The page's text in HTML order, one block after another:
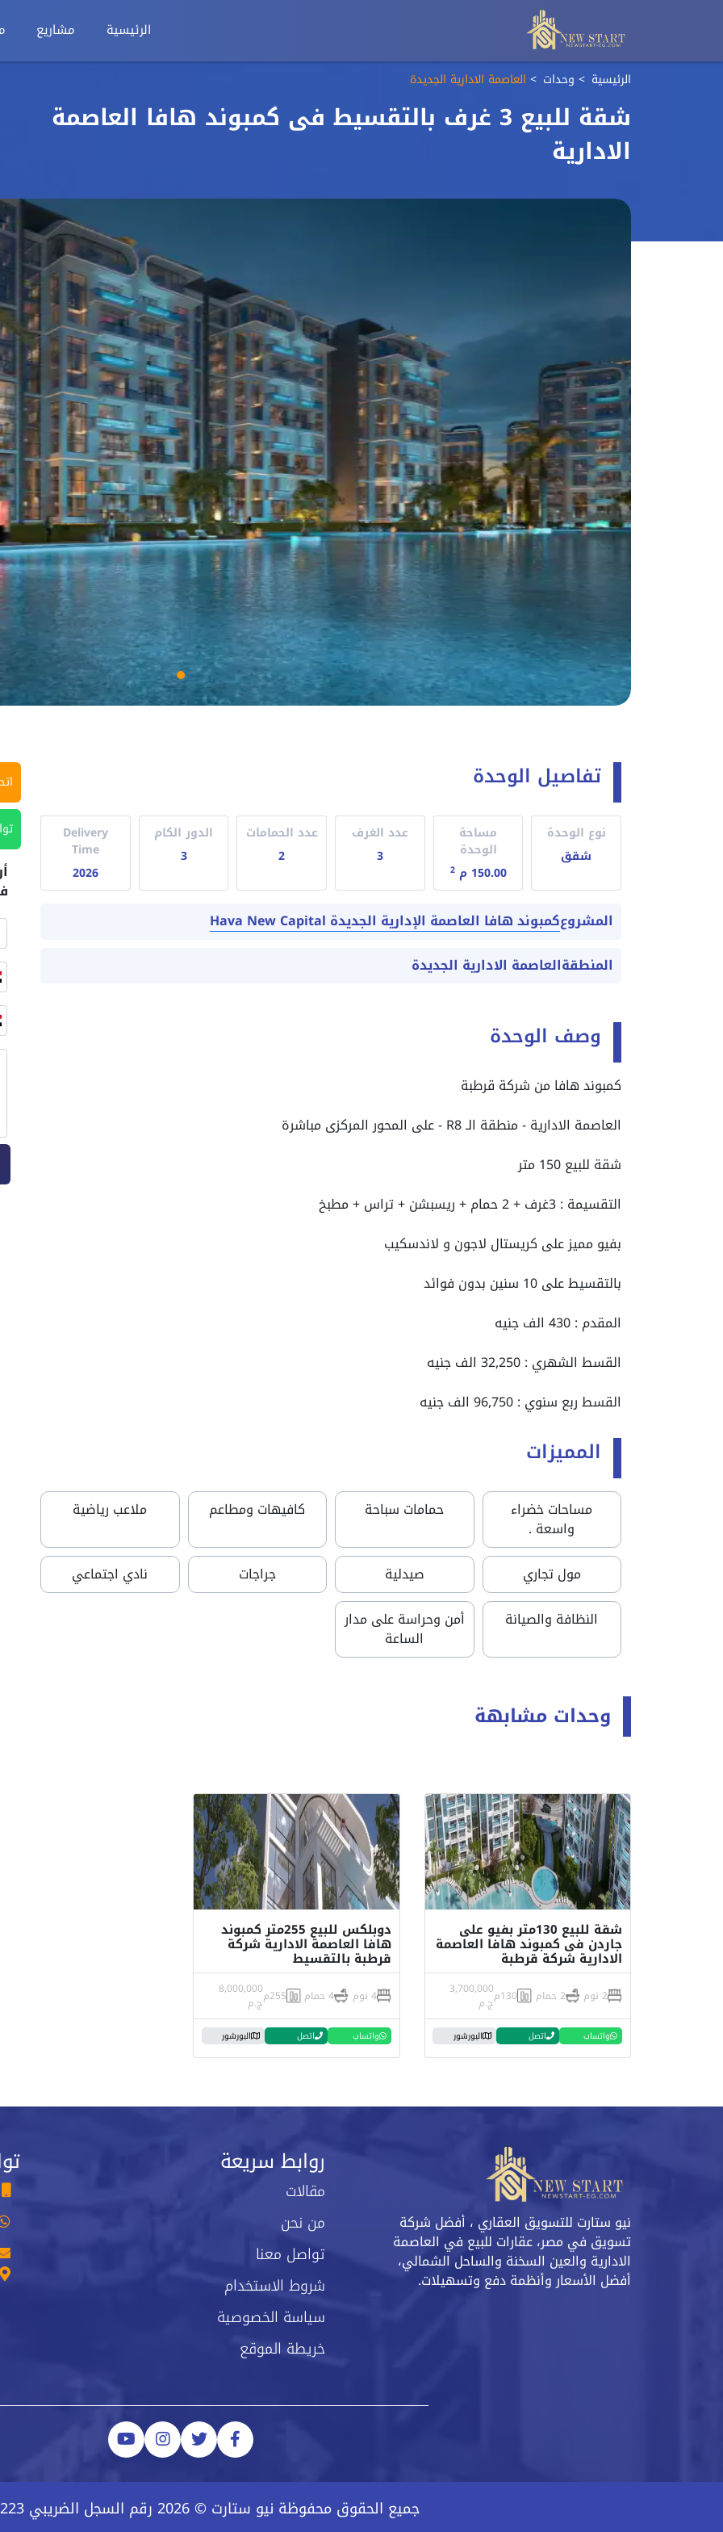
الرئيسية مشاريع
الرئيسية وحدات العاصمة الادارية الجديدة
شقة للبيع 3 غرف بالتقسيط فى كمبوند هافا العاصمة
الادارية
تفاصيل الوحدة
نوع الوحدة
شقق
مساحة
الوحدة
150.00 م
2
عدد الغرف
3
عدد الحمامات
2
الدور الكام
3
Delivery
Time
2026
المشروعكمبوند هافا العاصمة الإدارية الجديدة Hava New Capital
المنطقةالعاصمة الادارية الجديدة
وصف الوحدة
كمبوند هافا من شركة قرطبة
العاصمة الادارية - منطقة الـ R8 - على المحور المركزى مباشرة
شقة للبيع 150 متر
التقسيمة : 3غرف + 2 حمام + ريسبشن + تراس + مطبخ
بفيو مميز على كريستال لاجون و لاندسكيب
بالتقسيط على 10 سنين بدون فوائد
المقدم : 430 الف جنيه
القسط الشهري : 32,250 الف جنيه
القسط ربع سنوي : 96,750 الف جنيه
المميزات
مساحات خضراء
واسعة .
حمامات سباحة كافيهات ومطاعم ملاعب رياضية
مول تجاري صيدلية جراجات
نادي اجتماعي
النظافة والصيانة
أمن وحراسة على مدار
الساعة
وحدات مشابهة
شقة للبيع 130متر بفيو على
جاردن فى كمبوند هافا العاصمة
الادارية شركة قرطبة
2 نوم 2 حمام 130م 3,700,000
ج.م
واتساب اتصل البورشور
دوبلكس للبيع 255متر كمبوند
هافا العاصمة الادارية شركة
قرطبة بالتقسيط
4 نوم 4 حمام 255م 8,000,000
ج.م
واتساب اتصل البورشور
نيو ستارت للتسويق العقاري ، أفضل شركة
تسويق في مصر، عقارات للبيع في العاصمة
الادارية والعين السخنة والساحل الشمالي،
أفضل الأسعار وأنظمة دفع وتسهيلات.
روابط سريعة
مقالات
من نحن
تواصل معنا
شروط الاستخدام
سياسة الخصوصية
خريطة الموقع
جميع الحقوق محفوظة نيو ستارت © 2026 رقم السجل الضريبي 223-743-723